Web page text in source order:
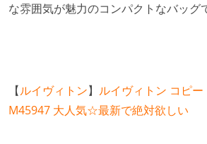
な雰囲気が魅力のコンパクトなバッグ
【ルイヴィトン】 ルイヴィトン コピー
M45947 大人気☆最新で絶対欲しい